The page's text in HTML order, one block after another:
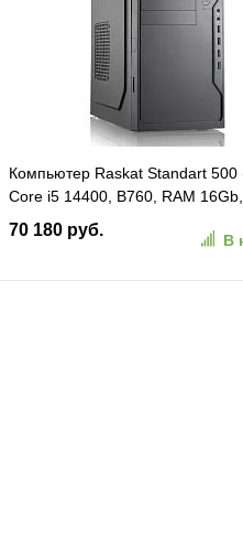
В избранное К
Компьютер Raskat Standart 500
Core i5 14400, B760, RAM
500Gb, 450W, No OS)
(STANDART500227129)
70 180 руб.
В